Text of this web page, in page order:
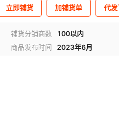
立即铺货 加铺货单 代
铺货分销商数
100以内
商品发布时间 2023年6月